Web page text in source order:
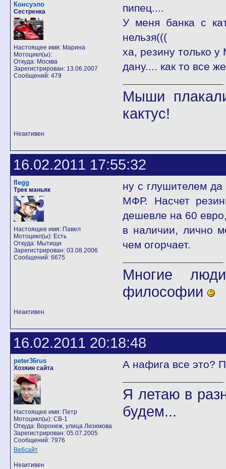
Консуэло
Сестренка
Настоящее имя: Марина
Мотоцикл(ы):
Откуда: Москва
Зарегистрирован: 13.06.2007
Сообщений: 479
пипец....
У меня банка с
нельзя(((
ха, резину только
дану.... как то все
Мыши
кактус!
Неактивен
16.02.2011 17:55:32
flegg
Трек маньяк
Настоящее имя: Павел
Мотоцикл(ы): Есть
Откуда: Мытищи
Зарегистрирован: 03.08.2006
Сообщений: 6675
ну с глушителем
МФР. Насчет
дешевле на 60
в наличии, лично
чем огорчает.
Многие
философии
Неактивен
16.02.2011 20:18:48
peter36rus
Хозяин сайта
Настоящее имя: Петр
Мотоцикл(ы): CB-1
Откуда: Воронеж, улица Лизюкова
Зарегистрирован: 05.07.2005
Сообщений: 7976
Вебсайт
А нафига все это?
Я летаю в
будем...
Неактивен